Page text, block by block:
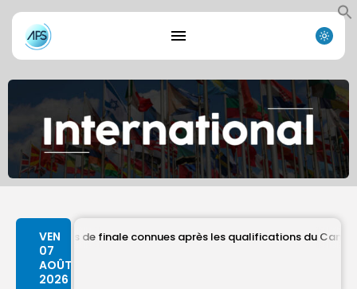
VEN
07
AOÛT
2026
de finale connues après les qualifications du Cameroun et du